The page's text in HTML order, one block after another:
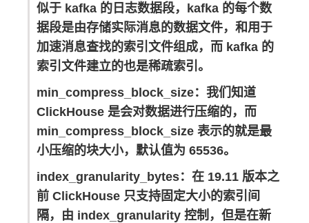
似于 kafka 的日志数据段，kafka 的每个数
据段是由存储实际消息的数据文件，和用于
加速消息查找的索引文件组成，而 kafka 的
索引文件建立的也是稀疏索引。
min_compress_block_size：我们知道
ClickHouse 是会对数据进行压缩的，而
min_compress_block_size 表示的就是最
小压缩的块大小，默认值为 65536。
index_granularity_bytes：在 19.11 版本之
前 ClickHouse 只支持固定大小的索引间
隔，由 index_granularity 控制，但是在新